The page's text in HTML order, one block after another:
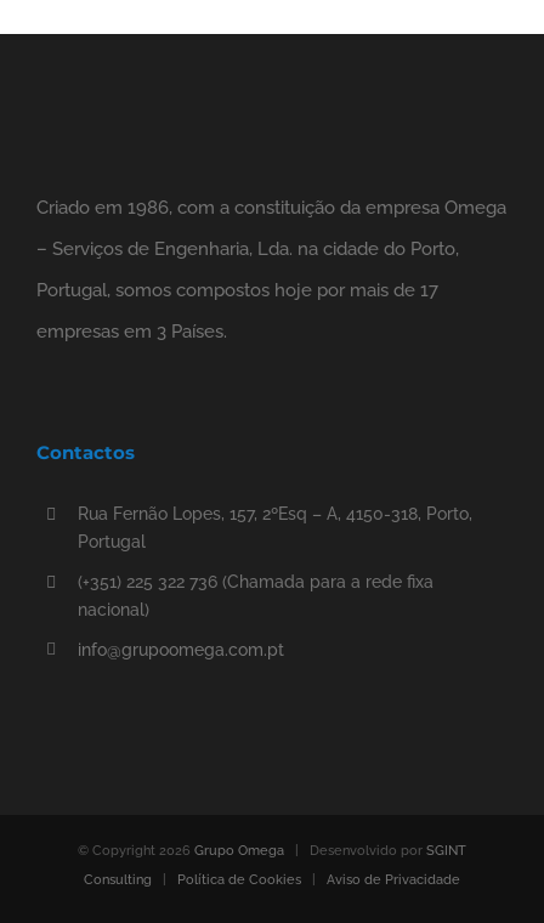
Criado em 1986, com a constituição da empresa Omega
– Serviços de Engenharia, Lda. na cidade do Porto,
Portugal, somos compostos hoje por mais de 17
empresas em 3 Países.
Contactos
Rua Fernão Lopes, 157, 2ºEsq – A, 4150-318, Porto,
Portugal
(+351) 225 322 736 (Chamada para a rede fixa
nacional)
info@grupoomega.com.pt
© Copyright 2026 Grupo Omega | Desenvolvido por SGINT
Consulting
Política de Cookies Aviso de Privacidade